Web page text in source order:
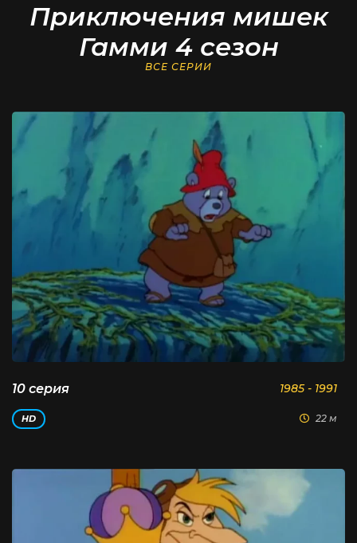
Приключения мишек
Гамми 4 сезон
ВСЕ СЕРИИ
10 серия 1985 - 1991
HD 22 м